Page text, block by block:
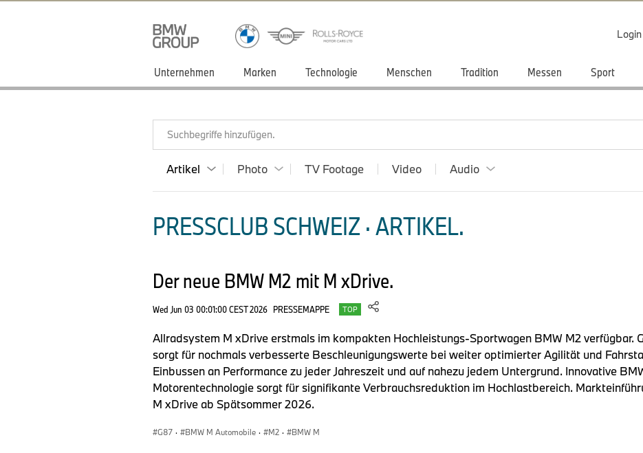
Login
Unternehmen Marken Technologie Menschen Tradition Messen Sport
Suchbegriffe hinzufügen.
Artikel Photo TV Footage Video Audio
PRESSCLUB SCHWEIZ · ARTIKEL.
Der neue BMW M2 mit M xDrive.
Wed Jun 03 00:01:00 CEST 2026 PRESSEMAPPE TOP
Allradsystem M xDrive erstmals im kompakten Hochleistungs-Sportwagen BMW M2 verfügbar.
sorgt für nochmals verbesserte Beschleunigungswerte bei weiter optimierter Agilität und
Einbussen an Performance zu jeder Jahreszeit und auf nahezu jedem Untergrund. Innovative
Motorentechnologie sorgt für signifikante Verbrauchsreduktion im Hochlastbereich.
M xDrive ab Spätsommer 2026.
G87 · BMW M Automobile · M2 · BMW M